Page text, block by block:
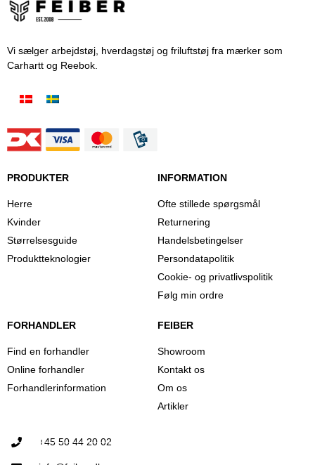
Vi sælger arbejdstøj, hverdagstøj og friluftstøj fra mærker som
Carhartt og Reebok.
PRODUKTER
Herre
Kvinder
Størrelsesguide
Produktteknologier
INFORMATION
Ofte stillede spørgsmål
Returnering
Handelsbetingelser
Persondatapolitik
Cookie- og privatlivspolitik
Følg min ordre
FORHANDLER
Find en forhandler
Online forhandler
Forhandlerinformation
FEIBER
Showroom
Kontakt os
Om os
Artikler
+45 50 44 20 02